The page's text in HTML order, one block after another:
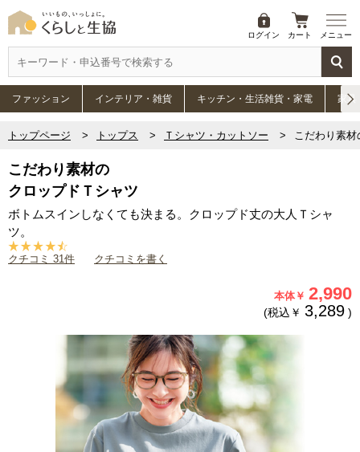
ログイン カート メニュー
ファッション インテリア・雑貨 キッチン・生活雑貨・家電 家具
トップページ トップス Ｔシャツ・カットソー こだわり素
こだわり素材の
クロップドＴシャツ
ボトムスインしなくても決まる。クロップド丈の大人Ｔシャ
ツ。
クチコミ 31件 クチコミを書く
本体￥ 2,990
(税込￥ 3,289 )